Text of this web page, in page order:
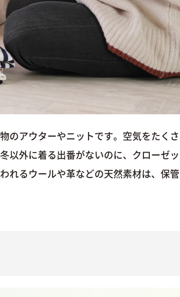
のアウターやニットです。空気をたくさ
以外に着る出番がないのに、クローゼッ
れるウールや革などの天然素材は、保管